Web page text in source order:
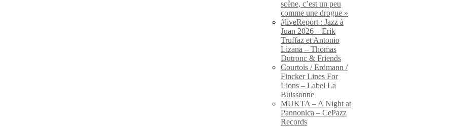
scène, c’est un peu
comme une drogue »
#liveReport : Jazz à
Juan 2026 – Erik
Truffaz et Antonio
Lizana – Thomas
Dutronc & Friends
Courtois / Erdmann /
Fincker Lines For
Lions – Label La
Buissonne
MUKTA – A Night at
Pannonica – CePazz
Records